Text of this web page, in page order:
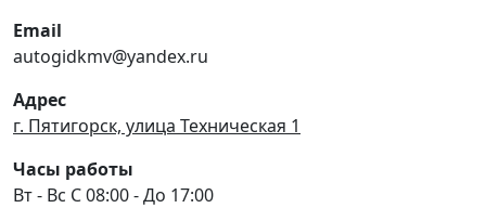
Email
autogidkmv@yandex.ru
Адрес
г. Пятигорск, улица Техническая 1
Часы работы
Вт - Вс С 08:00 - До 17:00